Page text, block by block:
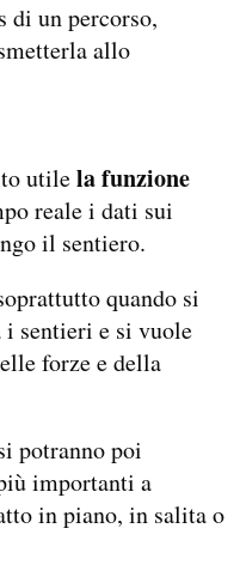
di un percorso,
allo
utilela funzione
reale i dati sui
il sentiero.
quando si
sentieri e si vuole
forze e della
potranno poi
importanti a
in piano, in salita o